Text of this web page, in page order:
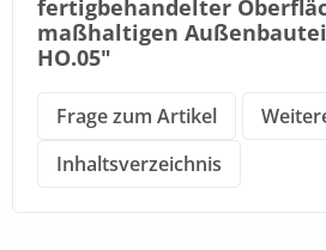
fertigbehandelter
maßhaltigen
HO.05"
Frage zum Artikel
Inhaltsverzeichnis